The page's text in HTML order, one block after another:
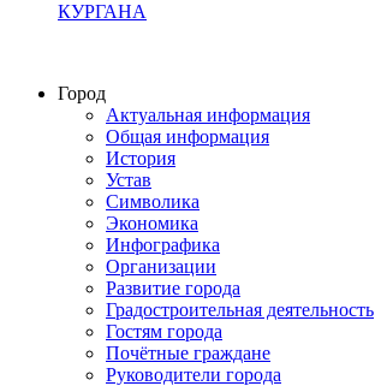
КУРГАНА
Город
Актуальная информация
Общая информация
История
Устав
Символика
Экономика
Инфографика
Организации
Развитие города
Градостроительная деятельность
Гостям города
Почётные граждане
Руководители города